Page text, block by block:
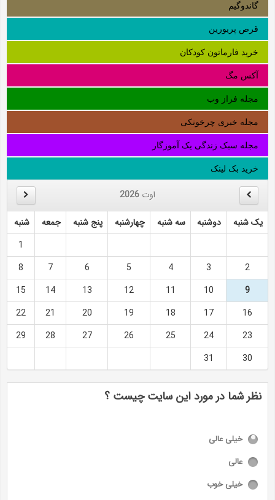
گاندوگیم
قرص پریورین
خرید فارماتون کودکان
آکس مگ
مجله فراز وب
مجله خبری چرخونکی
مجله سبک زندگی یک آموزگار
خرید بک لینک
اوت 2026
یک شنبه دوشنبه سه شنبه چهارشنبه پنج شنبه جمعه
شنبه
1
2
3
4
5
6
7
8
9
10
11
12
13
14
15
16
17
18
19
20
21
22
23
24
25
26
27
28
29
30
31
نظر شما در مورد این سایت چیست ؟
خیلی عالی
عالی
خیلی خوب